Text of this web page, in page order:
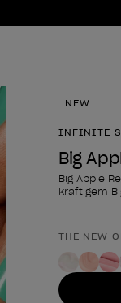
NEW
INFINITE
Big
Big Apple
kräftigem
Form
THE NEW